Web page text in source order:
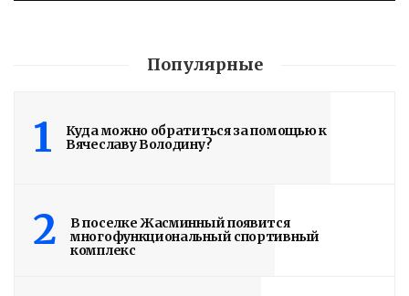
Популярные
1
Куда можно обратиться за помощью к
Вячеславу Володину?
2
В поселке Жасминный появится
многофункциональный спортивный
комплекс